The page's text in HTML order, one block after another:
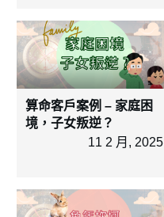
算命客戶案例 – 家庭困
境，子女叛逆？
11 2 月, 2025